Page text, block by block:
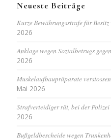
Neueste Beiträge
Kurze Bewährungsstrafe für
2026
Anklage wegen Sozialbetrugs
2026
Muskelaufbaupräparate
Mai 2026
Strafverteidiger rät, bei der Polizei
2026
Bußgeldbescheide wegen